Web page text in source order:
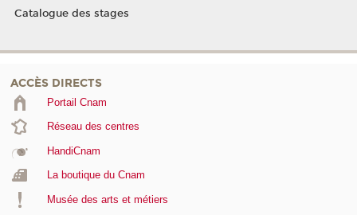
Catalogue des stages
ACCÈS DIRECTS
Portail Cnam
Réseau des centres
HandiCnam
La boutique du Cnam
Musée des arts et métiers